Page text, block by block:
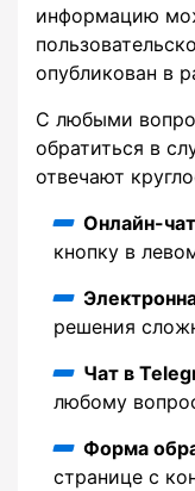
информацию
опубликован в
С любыми
обратиться в
отвечают
Онлайн-чат
кнопку в
решения
Чат в
любому
Форма
странице с